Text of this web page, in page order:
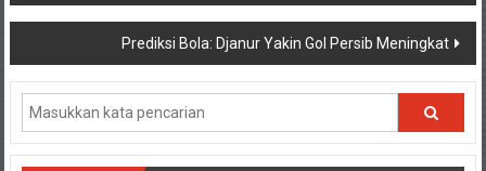
pos
Prediksi Bola: Djanur Yakin Gol Persib Meningkat